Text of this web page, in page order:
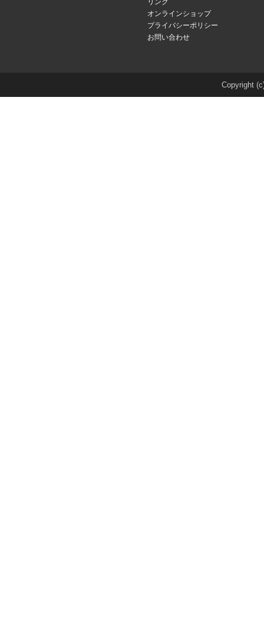
リンク
オンラインショップ
プライバシーポリシー
お問い合わせ
Copyright